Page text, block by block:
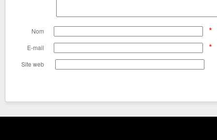
Nom *
E-mail *
Site web